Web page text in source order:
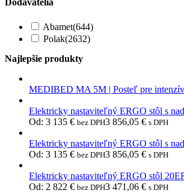
Dodávatelia
Abamet(644)
Polak(2632)
Najlepšie produkty
MEDIBED MA 5M | Posteľ pre
Elektricky nastaviteľný ERGO stôl s
Od: 3 135 € bez DPH3 856,05 € s DPH
Elektricky nastaviteľný ERGO stôl s
Od: 3 135 € bez DPH3 856,05 € s DPH
Elektricky nastaviteľný ERGO stôl
Od: 2 822 € bez DPH3 471,06 € s DPH